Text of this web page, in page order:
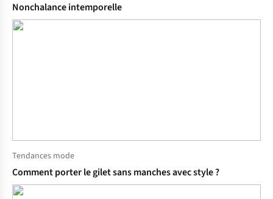
Nonchalance intemporelle
Tendances mode
Comment porter le gilet sans manches avec style ?